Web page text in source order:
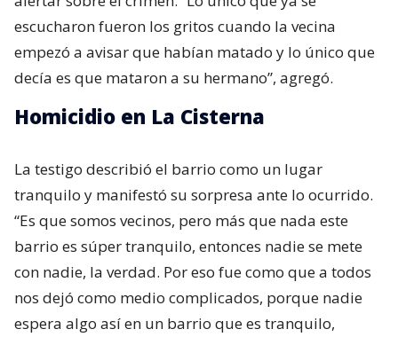
escucharon fueron los gritos cuando la vecina
empezó a avisar que habían matado y lo único que
decía es que mataron a su hermano”, agregó.
Homicidio en La Cisterna
La testigo describió el barrio como un lugar
tranquilo y manifestó su sorpresa ante lo ocurrido.
“Es que somos vecinos, pero más que nada este
barrio es súper tranquilo, entonces nadie se mete
con nadie, la verdad. Por eso fue como que a todos
nos dejó como medio complicados, porque nadie
espera algo así en un barrio que es tranquilo,